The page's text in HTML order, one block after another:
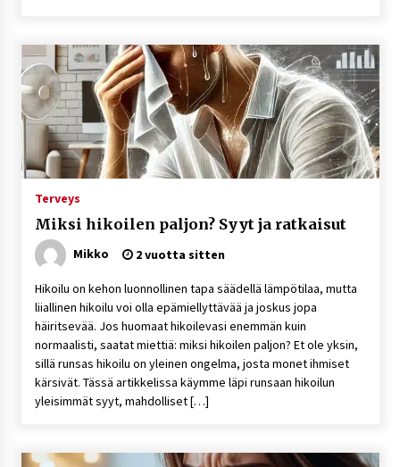
Terveys
Miksi hikoilen paljon? Syyt ja ratkaisut
Mikko 2 vuotta sitten
Hikoilu on kehon luonnollinen tapa säädellä lämpötilaa, mutta
liiallinen hikoilu voi olla epämiellyttävää ja joskus jopa
häiritsevää. Jos huomaat hikoilevasi enemmän kuin
normaalisti, saatat miettiä: miksi hikoilen paljon? Et ole yksin,
sillä runsas hikoilu on yleinen ongelma, josta monet ihmiset
kärsivät. Tässä artikkelissa käymme läpi runsaan hikoilun
yleisimmät syyt, mahdolliset […]